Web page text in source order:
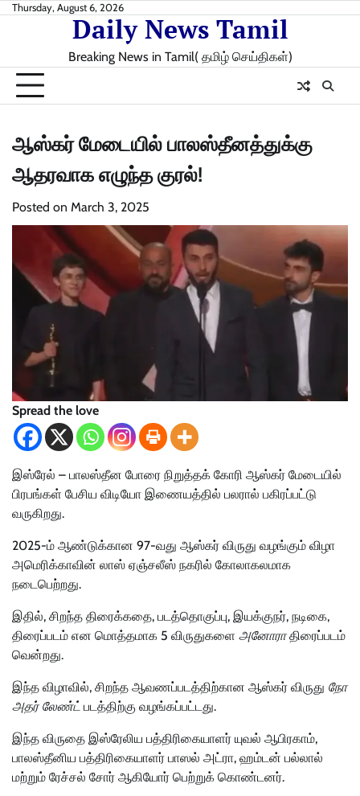
SkipThursday, August 6, 2026
Daily News Tamil
Breaking News in Tamil( தமிழ் செய்திகள்)
ஆஸ்கர் மேடையில் பாலஸ்தீனத்துக்கு
ஆதரவாக எழுந்த குரல்!
Posted on March 3, 2025
Spread the love
இஸ்ரேல் – பாலஸ்தீன போரை நிறுத்தக் கோரி ஆஸ்கர் மேடையில்
பிரபங்கள் பேசிய விடியோ இணையத்தில் பலரால் பகிரப்பட்டு
வருகிறது.
2025-ம் ஆண்டுக்கான 97-வது ஆஸ்கர் விருது வழங்கும் விழா
அமெரிக்காவின் லாஸ் ஏஞ்சலீஸ் நகரில் கோலாகலமாக
நடைபெற்றது.
இதில், சிறந்த திரைக்கதை, படத்தொகுப்பு, இயக்குநர், நடிகை,
திரைப்படம் என மொத்தமாக 5 விருதுகளை அனோராதிரைப்படம்
வென்றது.
இந்த விழாவில், சிறந்த ஆவணப்படத்திற்கான ஆஸ்கர் விருது நோ
அதர் லேண்ட் படத்திற்கு வழங்கப்பட்டது.
இந்த விருதை இஸ்ரேலிய பத்திரிகையாளர் யுவல் ஆபிரகாம்,
பாலஸ்தீனிய பத்திரிகையாளர் பாஸல் அட்ரா, ஹம்டன் பல்லால்
மற்றும் ரேச்சல் சோர் ஆகியோர் பெற்றுக் கொண்டனர்.